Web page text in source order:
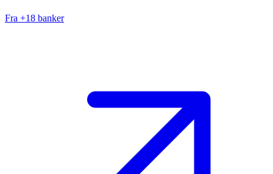
Fra +18 banker